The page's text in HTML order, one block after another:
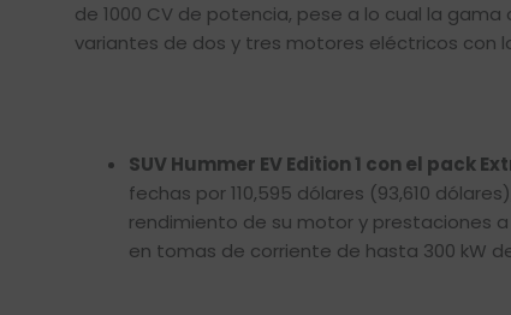
de 1000 CV de potencia, pese a lo cual la
variantes de dos y tres motores eléctricos con
SUV Hummer EV Edition 1 con el pack
fechas por 110,595 dólares (93,610
rendimiento de su motor y prestaciones
en tomas de corriente de hasta 300 kW